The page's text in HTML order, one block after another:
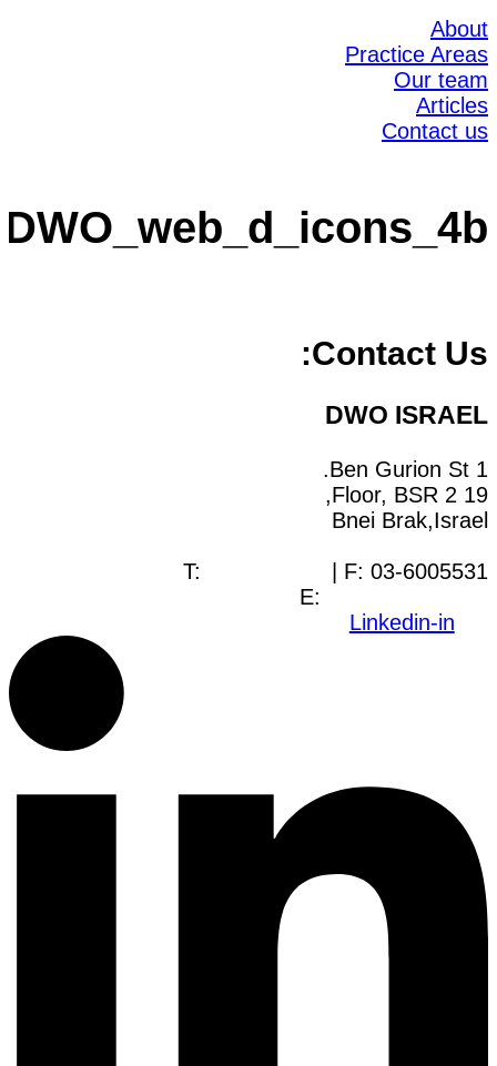
About
Practice Areas
Our team
Articles
Contact us
DWO_web_d_icons_4b
Contact Us:
DWO ISRAEL
1 Ben Gurion St.
19 Floor, BSR 2,
Bnei Brak,Israel
T:
| F: 03-6005531
E:
Linkedin-in